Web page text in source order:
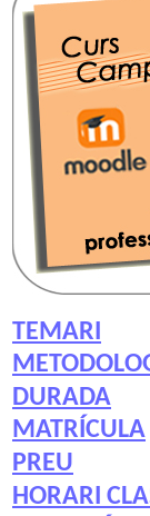
TEMARI
DURADA
MATRÍCULA
PREU
HORARI